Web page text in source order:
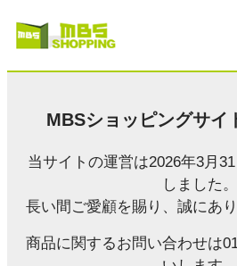
MBSショッピングサイ
当サイトの運営は2026年3月
しました。
長い間ご愛顧を賜り、誠にあ
商品に関するお問い合わせは